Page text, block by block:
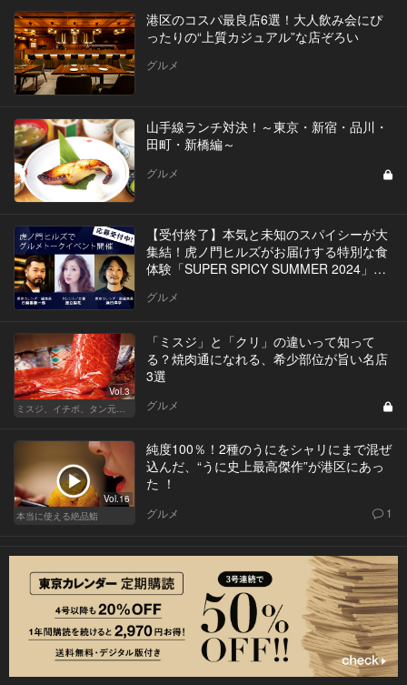
港区のコスパ最良店6選！大人飲み会にぴ
ったりの“上質カジュアル”な店ぞろい
グルメ
山手線ランチ対決！～東京・新宿・品川・
田町・新橋編～
グルメ
【受付終了】本気と未知のスパイシーが大
集結！虎ノ門ヒルズがお届けする特別な食
体験「SUPER SPICY SUMMER 2024」イ
グルメ
Vol.3
「ミスジ」と「クリ」の違いって知って
る？焼肉通になれる、希少部位が旨い名店
3選
グルメ
Vol.16
本当に使える絶品鮨
純度100％！2種のうにをシャリにまで混ぜ
込んだ、“うに史上最高傑作”が港区にあっ
た ！
グルメ 1